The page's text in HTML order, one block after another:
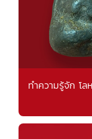
ทำความรู้จัก โล